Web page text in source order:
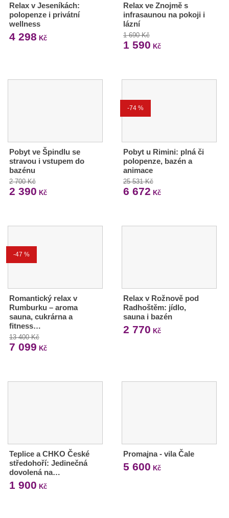
Relax v Jeseníkách:
polopenze i privátní
wellness
4 298 Kč
Relax ve Znojmě s
infrasaunou na pokoji i
lázní
1 690 Kč
1 590 Kč
Pobyt ve Špindlu se
stravou i vstupem do
bazénu
2 700 Kč
2 390 Kč
-74 %
Pobyt u Rimini: plná či
polopenze, bazén a
animace
25 531 Kč
6 672 Kč
-47 %
Romantický relax v
Rumburku – aroma
sauna, cukrárna a
fitness…
13 400 Kč
7 099 Kč
Relax v Rožnově pod
Radhoštěm: jídlo,
sauna i bazén
2 770 Kč
Teplice a CHKO České
středohoří: Jedinečná
dovolená na…
1 900 Kč
Promajna - vila Čale
5 600 Kč